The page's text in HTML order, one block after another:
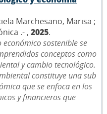
Marchesano, Marisa ;
.- , 2025.
económico sostenible se
conceptos como
y cambio tecnológico.
constituye una sub
que se enfoca en los
y financieros que